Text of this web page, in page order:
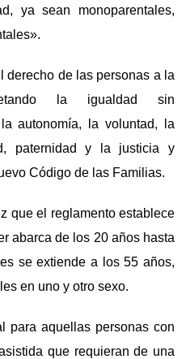
ya sean monoparentales,
derecho de las personas a la
la igualdad sin
autonomía, la voluntad, la
paternidad y la justicia y
Código de las Familias.
que el reglamento establece
abarca de los 20 años hasta
se extiende a los 55 años,
en uno y otro sexo.
para aquellas personas con
que requieran de una